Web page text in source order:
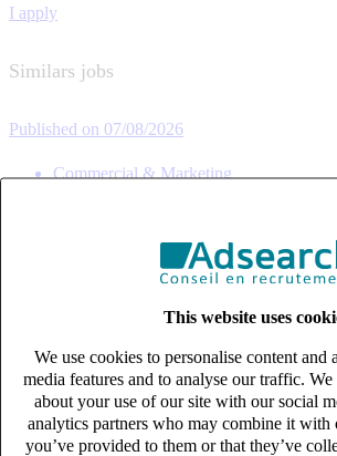
This website uses
We use cookies to personalise content and
media features and to analyse our traffic.
about your use of our site with our social
analytics partners who may combine it with
you’ve provided to them or that they’ve
I apply
Similars jobs
Published on 07/08/2026
Commercial & Marketing